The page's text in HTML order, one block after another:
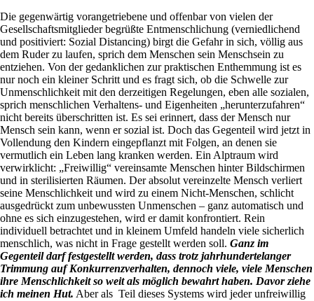
Die gegenwärtig vorangetriebene und offenbar von vielen der
Gesellschaftsmitglieder begrüßte Entmenschlichung (verniedlichend
und positiviert: Sozial Distancing) birgt die Gefahr in sich, völlig aus
dem Ruder zu laufen, sprich dem Menschen sein Menschsein zu
entziehen. Von der gedanklichen zur praktischen Enthemmung ist es
nur noch ein kleiner Schritt und es fragt sich, ob die Schwelle zur
Unmenschlichkeit mit den derzeitigen Regelungen, eben alle sozialen,
sprich menschlichen Verhaltens- und Eigenheiten „herunterzufahren“
nicht bereits überschritten ist. Es sei erinnert, dass der Mensch nur
Mensch sein kann, wenn er sozial ist. Doch das Gegenteil wird jetzt in
Vollendung den Kindern eingepflanzt mit Folgen, an denen sie
vermutlich ein Leben lang kranken werden. Ein Alptraum wird
verwirklicht: „Freiwillig“ vereinsamte Menschen hinter Bildschirmen
und in sterilisierten Räumen. Der absolut vereinzelte Mensch verliert
seine Menschlichkeit und wird zu einem Nicht-Menschen, schlicht
ausgedrückt zum unbewussten Unmenschen – ganz automatisch und
ohne es sich einzugestehen, wird er damit konfrontiert. Rein
individuell betrachtet und in kleinem Umfeld handeln viele sicherlich
menschlich, was nicht in Frage gestellt werden soll. Ganz im
Gegenteil darf festgestellt werden, dass trotz jahrhundertelanger
Trimmung auf Konkurrenzverhalten, dennoch viele, viele Menschen
ihre Menschlichkeit so weit als möglich bewahrt haben. Davor ziehe
ich meinen Hut. Aber als Teil dieses Systems wird jeder unfreiwillig